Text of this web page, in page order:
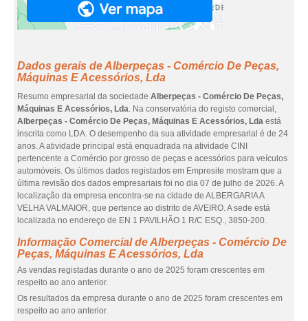
Dados gerais de Alberpeças - Comércio De Peças,
Máquinas E Acessórios, Lda
Resumo empresarial da sociedade Alberpeças - Comércio De Peças,
Máquinas E Acessórios, Lda. Na conservatória do registo comercial,
Alberpeças - Comércio De Peças, Máquinas E Acessórios, Lda está
inscrita como LDA. O desempenho da sua atividade empresarial é de 24
anos. A atividade principal está enquadrada na atividade CINI
pertencente a Comércio por grosso de peças e acessórios para veículos
automóveis. Os últimos dados registados em Empresite mostram que a
última revisão dos dados empresariais foi no dia 07 de julho de 2026. A
localização da empresa encontra-se na cidade de ALBERGARIA A
VELHA VALMAIOR, que pertence ao distrito de AVEIRO. A sede está
localizada no endereço de EN 1 PAVILHÃO 1 R/C ESQ., 3850-200.
Informação Comercial de Alberpeças - Comércio De
Peças, Máquinas E Acessórios, Lda
As vendas registadas durante o ano de 2025 foram crescentes em
respeito ao ano anterior.
Os resultados da empresa durante o ano de 2025 foram crescentes em
respeito ao ano anterior.